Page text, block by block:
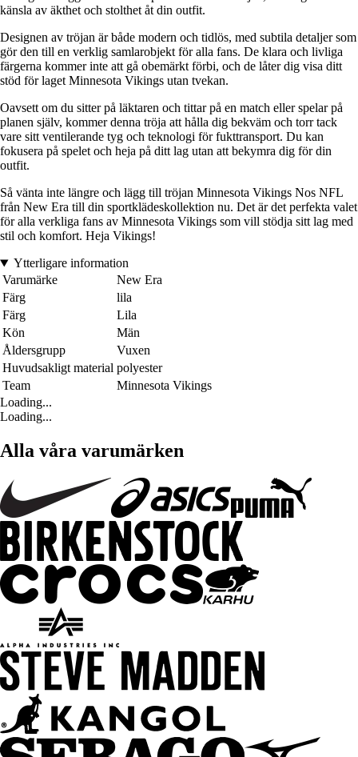
känsla av äkthet och stolthet åt din outfit.
Designen av tröjan är både modern och tidlös, med subtila detaljer som
gör den till en verklig samlarobjekt för alla fans. De klara och livliga
färgerna kommer inte att gå obemärkt förbi, och de låter dig visa ditt
stöd för laget Minnesota Vikings utan tvekan.
Oavsett om du sitter på läktaren och tittar på en match eller spelar på
planen själv, kommer denna tröja att hålla dig bekväm och torr tack
vare sitt ventilerande tyg och teknologi för fukttransport. Du kan
fokusera på spelet och heja på ditt lag utan att bekymra dig för din
outfit.
Så vänta inte längre och lägg till tröjan Minnesota Vikings Nos NFL
från New Era till din sportklädeskollektion nu. Det är det perfekta valet
för alla verkliga fans av Minnesota Vikings som vill stödja sitt lag med
stil och komfort. Heja Vikings!
Ytterligare information
Varumärke
New Era
Färg
lila
Färg
Lila
Kön
Män
Åldersgrupp
Vuxen
Huvudsakligt material polyester
Team
Minnesota Vikings
Loading...
Loading...
Alla våra varumärken